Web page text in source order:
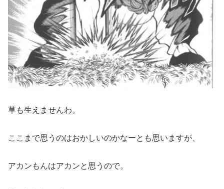
草も生えませんわ。
ここまで思うのはおかしいのかなーとも思いますが、
アカンもんはアカンと思うので。